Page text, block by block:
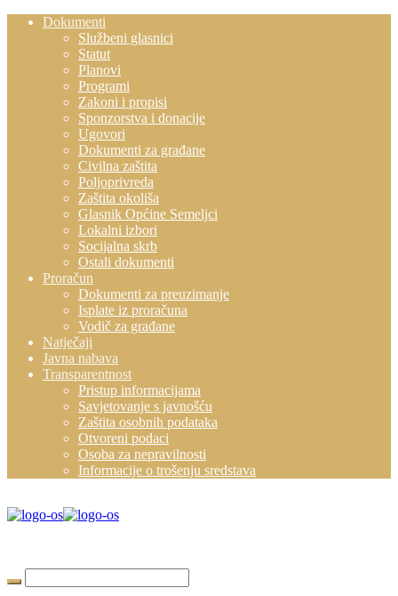
Dokumenti
Službeni glasnici
Statut
Planovi
Programi
Zakoni i propisi
Sponzorstva i donacije
Ugovori
Dokumenti za građane
Civilna zaštita
Poljoprivreda
Zaštita okoliša
Glasnik Općine Semeljci
Lokalni izbori
Socijalna skrb
Ostali dokumenti
Proračun
Dokumenti za preuzimanje
Isplate iz proračuna
Vodič za građane
Natječaji
Javna nabava
Transparentnost
Pristup informacijama
Savjetovanje s javnošću
Zaštita osobnih podataka
Otvoreni podaci
Osoba za nepravilnosti
Informacije o trošenju sredstava